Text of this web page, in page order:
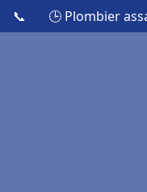
📞 🕒 Plombier